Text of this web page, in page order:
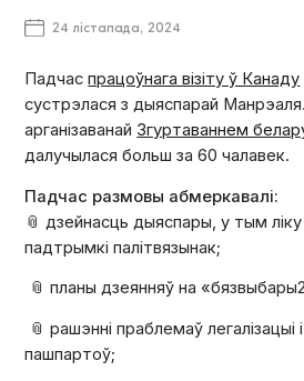
24 лістапада, 2024
Падчаспрацоўнага візіту ў Канаду
сустрэлася з дыяспарай
арганізаванай Згуртаваннем
далучылася больш за 60 чалавек.
Падчас размовы абмеркавалі:
📎 дзейнасць дыяспары, у тым
падтрымкі палітвязынак;
📎 планы дзеянняў на
📎 рашэнні праблемаў легалізацыі
пашпартоў;